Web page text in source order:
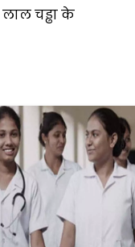
चड्ढा के